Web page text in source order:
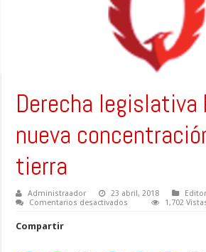
Derecha legislativa
nueva
tierra
Administraador 23 abril, 2018
Comentarios desactivados
1,702
Compartir